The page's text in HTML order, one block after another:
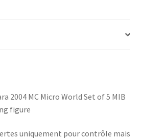
2004 MC Micro World Set of 5 MIB
figure
uniquement pour contrôle mais